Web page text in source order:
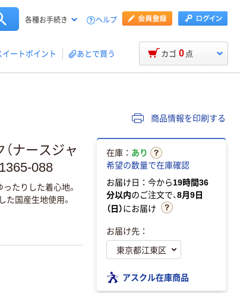
各種お手続き ヘルプ
イートポイント あとで買う カゴ 0 点
商品情報を印刷する
ナースジャ
088
たりした着心地。
国産生地使用。
在庫： あり
希望の数量で在庫確認
お届け日：今から19時間36
分以内のご注文で、8月9日
（日）にお届け
お届け先：
アスクル在庫商品